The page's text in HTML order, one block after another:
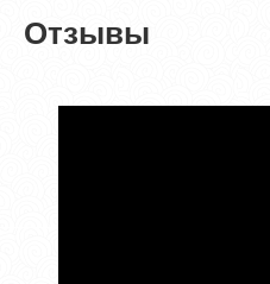
Отзывы